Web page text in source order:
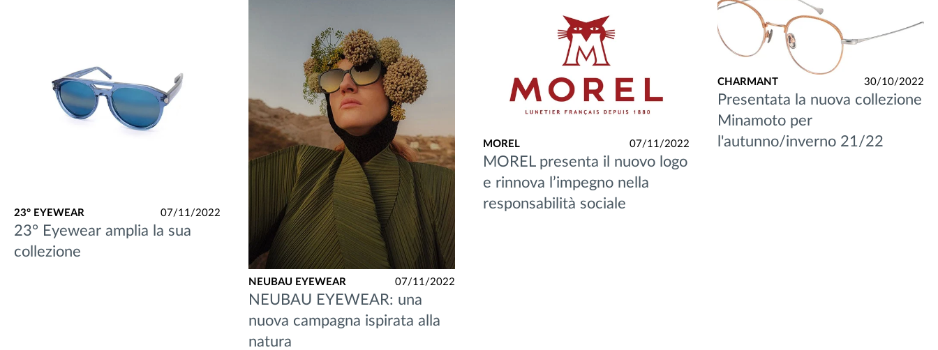
23° EYEWEAR 07/11/2022
23° Eyewear amplia la sua
collezione
NEUBAU EYEWEAR 07/11/2022
NEUBAU EYEWEAR: una
nuova campagna ispirata alla
natura
MOREL 07/11/2022
MOREL presenta il nuovo logo
e rinnova l’impegno nella
responsabilità sociale
CHARMANT 30/10/2022
Presentata la nuova collezione
Minamoto per
l'autunno/inverno 21/22